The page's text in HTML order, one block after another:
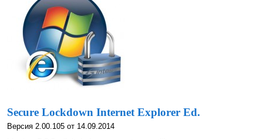
Secure Lockdown Internet Explorer Ed.
Версия 2.00.105 от 14.09.2014